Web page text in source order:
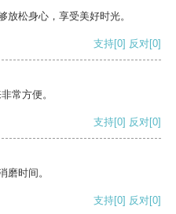
放松身心，享受美好时光。
支持[0] 反对[0]
常方便。
支持[0] 反对[0]
磨时间。
支持[0] 反对[0]